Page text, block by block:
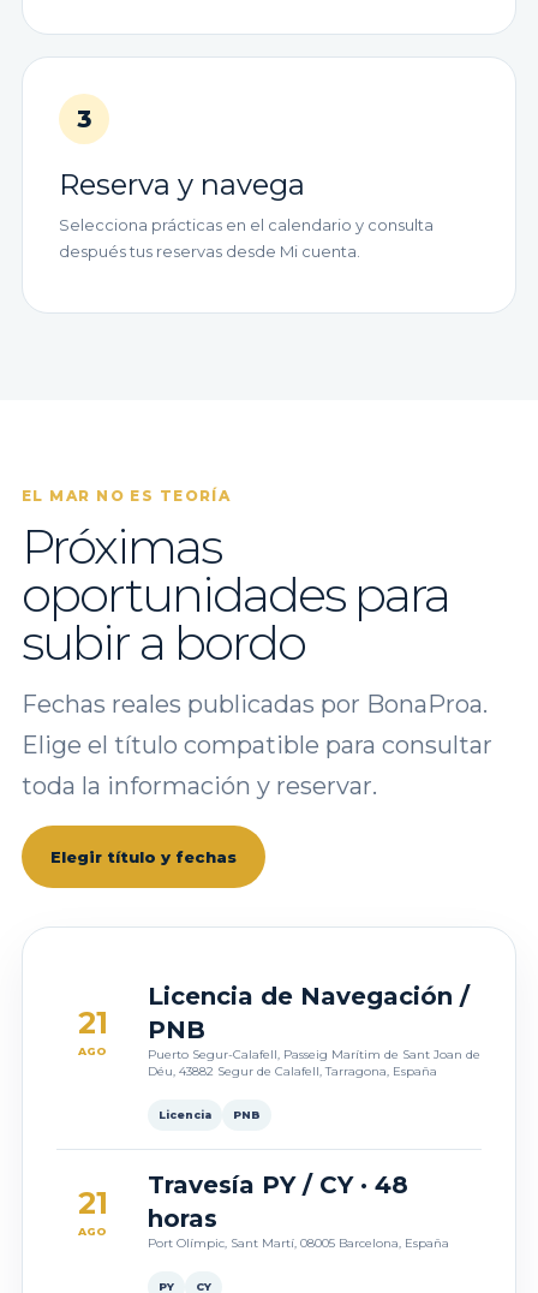
3
Reserva y navega
Selecciona prácticas en el calendario y consulta
después tus reservas desde Mi cuenta.
EL MAR NO ES TEORÍA
Próximas
oportunidades para
subir a bordo
Fechas reales publicadas por BonaProa.
Elige el título compatible para consultar
toda la información y reservar.
Elegir título y fechas
21
AGO
Licencia de Navegación /
PNB
Puerto Segur-Calafell, Passeig Marítim de Sant Joan de
Déu, 43882 Segur de Calafell, Tarragona, España
Licencia PNB
21
AGO
Travesía PY / CY · 48
horas
Port Olímpic, Sant Martí, 08005 Barcelona, España
PY CY